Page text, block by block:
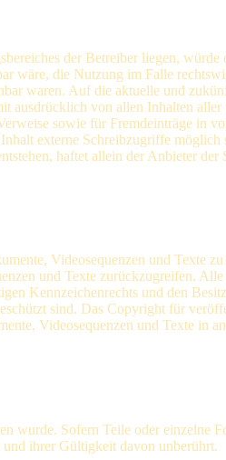
der Betreiber liegen,
wäre, die Nutzung im Falle
waren. Auf die aktuelle und
ausdrücklich von allen Inhalten
sowie für Fremdeinträge in
externe Schreibzugriffe
haftet allein der Anbieter
Videosequenzen und Texte
und Texte zurückzugreifen.
Kennzeichenrechts und den
sind. Das Copyright für
Videosequenzen und Texte in
wurde. Sofern Teile oder einzelne
ihrer Gültigkeit davon unberührt.